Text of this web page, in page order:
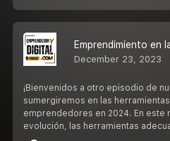
December 23, 2023
¡Bienvenidos a otro episodio de
sumergiremos en las
emprendedores en 2024. En este
evolución, las herramientas